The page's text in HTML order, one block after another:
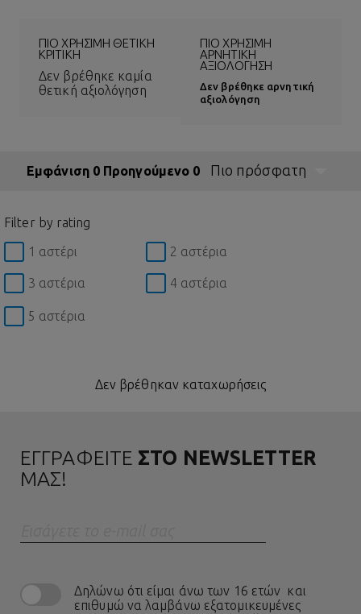
ΠΙΟ ΧΡΉΣΙΜΗ ΘΕΤΙΚΉ
ΚΡΙΤΙΚΉ
Δεν βρέθηκε καμία
θετική αξιολόγηση
ΠΙΟ ΧΡΉΣΙΜΗ
ΑΡΝΗΤΙΚΉ
ΑΞΙΟΛΌΓΗΣΗ
Δεν βρέθηκε αρνητική
αξιολόγηση
Εμφάνιση 0 Προηγούμενο 0 Πιο πρόσφατη
Filter by rating
1 αστέρι
2 αστέρια
3 αστέρια 4 αστέρια
5 αστέρια
Δεν βρέθηκαν καταχωρήσεις
ΕΓΓΡΑΦΕΙΤΕ ΣΤΟ NEWSLETTER
ΜΑΣ!
Δηλώνω ότι είμαι άνω των 16 ετών και
επιθυμώ να λαμβάνω εξατομικευμένες